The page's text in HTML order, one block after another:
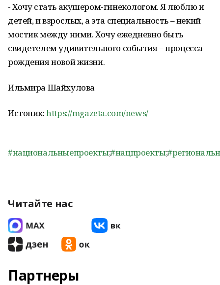
- Хочу стать акушером-гинекологом. Я люблю и
детей, и взрослых, а эта специальность – некий
мостик между ними. Хочу ежедневно быть
свидетелем удивительного события – процесса
рождения новой жизни.
Ильмира Шайхулова
Истоник:https://mgazeta.com/news/
#национальныепроекты;#нацпроекты;
Читайте нас
Партнеры